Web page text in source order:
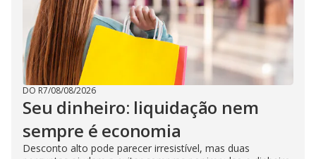
DO R7/08/08/2026
Seu dinheiro: liquidação nem
sempre é economia
Desconto alto pode parecer irresistível, mas duas